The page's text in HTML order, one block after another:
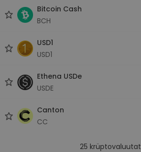
Bitcoin Cash
BCH
USD1
USD1
Ethena USDe
USDE
Canton
CC
25 krüptovaluutat